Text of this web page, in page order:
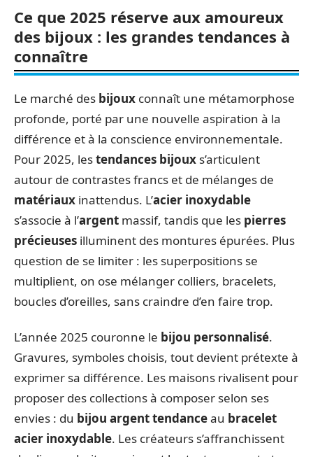
Ce que 2025 réserve aux amoureux
des bijoux : les grandes tendances à
connaître
Le marché des bijoux connaît une métamorphose
profonde, porté par une nouvelle aspiration à la
différence et à la conscience environnementale.
Pour 2025, lestendances bijoux s’articulent
autour de contrastes francs et de mélanges de
matériaux inattendus. L’acier inoxydable
s’associe à l’argent massif, tandis que les pierres
précieuses illuminent des montures épurées. Plus
question de se limiter : les superpositions se
multiplient, on ose mélanger colliers, bracelets,
boucles d’oreilles, sans craindre d’en faire trop.
L’année 2025 couronne le bijou personnalisé.
Gravures, symboles choisis, tout devient prétexte à
exprimer sa différence. Les maisons rivalisent pour
proposer des collections à composer selon ses
envies : du bijou argent tendanceau bracelet
acier inoxydable. Les créateurs s’affranchissent